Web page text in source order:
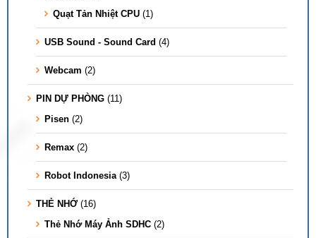
Quạt Tản Nhiệt CPU (1)
USB Sound - Sound Card (4)
Webcam (2)
PIN DỰ PHÒNG (11)
Pisen (2)
Remax (2)
Robot Indonesia (3)
THẺ NHỚ (16)
Thẻ Nhớ Máy Ảnh SDHC (2)